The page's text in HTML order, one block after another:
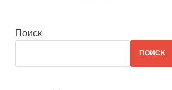
Поиск
ПОИСК